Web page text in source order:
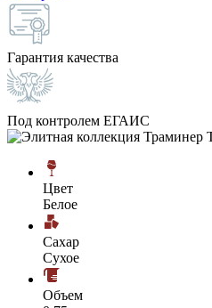
Гарантия качества
Под контролем ЕГАИС
Цвет
Белое
Сахар
Сухое
Объем